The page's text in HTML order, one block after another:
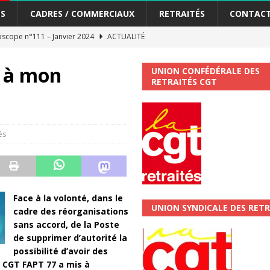
CADRES / COMMERCIAUX RETRAITÉS
n°111 – Janvier 2024
ACTUALITÉ
Gardons la main sur nos congés !
et…. des augmentations pour les salariéS !!!
de développement de la Direction Commerciale DDCE/Télévente :
Sociales et Culturelles : Un droit, pas un cadeau !
n°126
AUTRES TRACTS
mon
Face à la volonté, dans le
cadre des réorganisations
sans accord, de la Poste
de supprimer d’autorité la
possibilité d’avoir des
FAPT 77 a mis à
UNION CONFÉDÉRALE DES
RETRAITÉS CGT
UNION SYNDICALE DES